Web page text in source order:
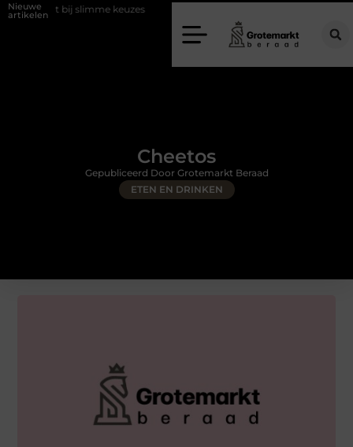
Nieuwe
artikelenkeuzes Waarom kiezen voor een rijschool in Utrecht?
Cheetos
ETEN EN DRINKEN
Gepubliceerd Door Grotemarkt Beraad